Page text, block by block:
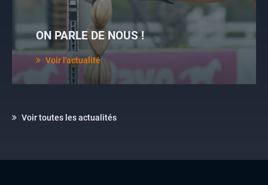
ON PARLE DE NOUS !
Voir l'actualité
Voir toutes les actualités